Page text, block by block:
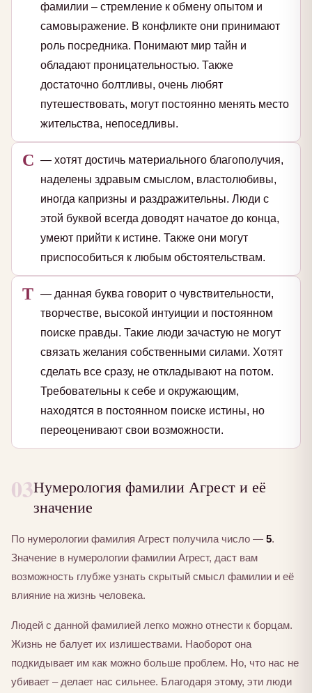
фамилии – стремление к обмену опытом и
самовыражение. В конфликте они принимают
роль посредника. Понимают мир тайн и
обладают проницательностью. Также
достаточно болтливы, очень любят
путешествовать, могут постоянно менять место
жительства, непоседливы.
С — хотят достичь материального благополучия,
наделены здравым смыслом, властолюбивы,
иногда капризны и раздражительны. Люди с
этой буквой всегда доводят начатое до конца,
умеют прийти к истине. Также они могут
приспособиться к любым обстоятельствам.
Т — данная буква говорит о чувствительности,
творчестве, высокой интуиции и постоянном
поиске правды. Такие люди зачастую не могут
связать желания собственными силами. Хотят
сделать все сразу, не откладывают на потом.
Требовательны к себе и окружающим,
находятся в постоянном поиске истины, но
переоценивают свои возможности.
03Нумерология фамилии Агрест и её
значение
По нумерологии фамилия Агрест получила число — 5.
Значение в нумерологии фамилии Агрест, даст вам
возможность глубже узнать скрытый смысл фамилии и её
влияние на жизнь человека.
Людей с данной фамилией легко можно отнести к борцам.
Жизнь не балует их излишествами. Наоборот она
подкидывает им как можно больше проблем. Но, что нас не
убивает – делает нас сильнее. Благодаря этому, эти люди